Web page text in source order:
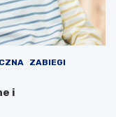
ZABIEGI
i